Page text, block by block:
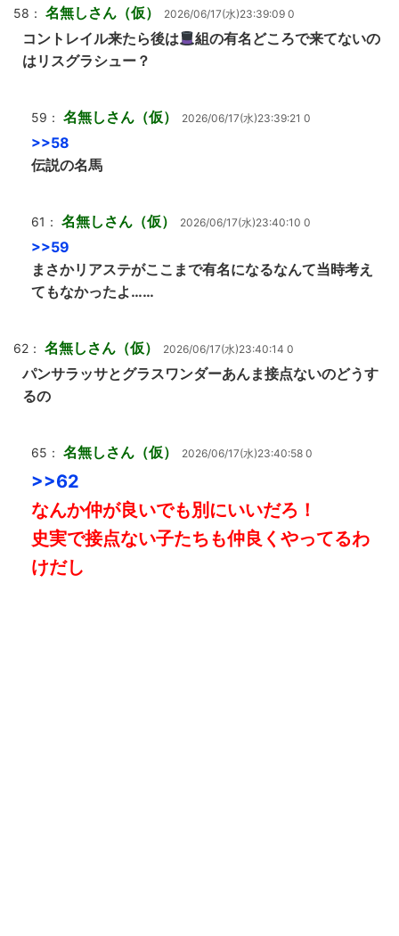
58： 名無しさん（仮） 2026/06/17(水)23:39:09 0
コントレイル来たら後は
組の有名どころで来てないの
はリスグラシュー？
59： 名無しさん（仮） 2026/06/17(水)23:39:21 0
>>58
伝説の名馬
61： 名無しさん（仮） 2026/06/17(水)23:40:10 0
>>59
まさかリアステがここまで有名になるなんて当時考え
てもなかったよ……
62： 名無しさん（仮） 2026/06/17(水)23:40:14 0
パンサラッサとグラスワンダーあんま接点ないのどうす
るの
65： 名無しさん（仮） 2026/06/17(水)23:40:58 0
>>62
なんか仲が良いでも別にいいだろ！
史実で接点ない子たちも仲良くやってるわ
けだし